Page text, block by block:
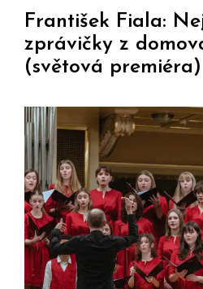
František Fiala:
zprávičky z
(světová premiéra)